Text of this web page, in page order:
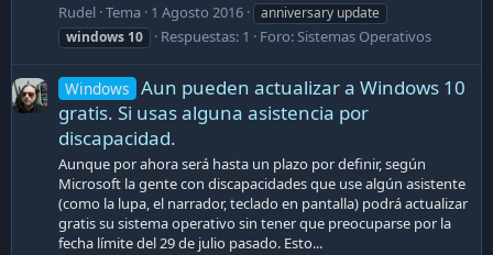
Rudel Tema 1 Agosto 2016
anniversary update
windows 10 Respuestas: 1 Foro:Sistemas Operativos
Windows Aun pueden actualizar a Windows 10
gratis. Si usas alguna asistencia por
discapacidad.
Aunque por ahora será hasta un plazo por definir, según
Microsoft la gente con discapacidades que use algún asistente
(como la lupa, el narrador, teclado en pantalla) podrá actualizar
gratis su sistema operativo sin tener que preocuparse por la
fecha límite del 29 de julio pasado. Esto...